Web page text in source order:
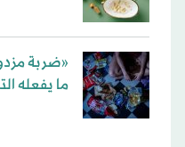
«ضربة
ما يفعله